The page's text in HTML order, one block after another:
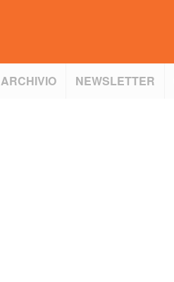
ARCHIVIO NEWSLETTER